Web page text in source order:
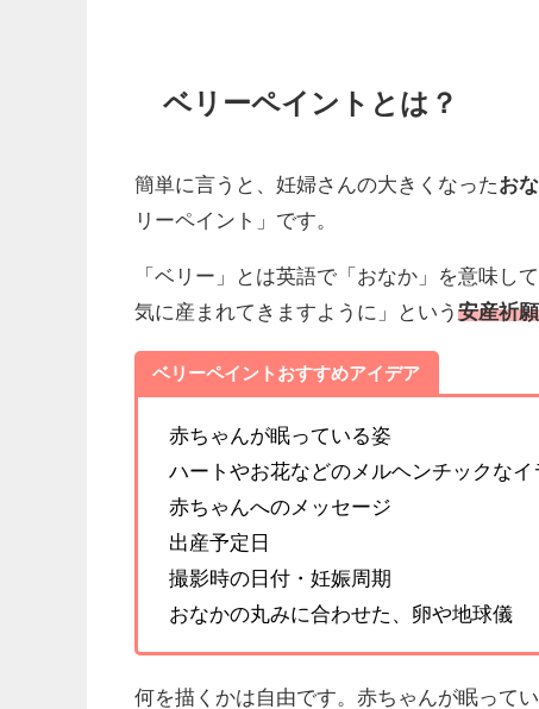
ベリーペイントとは？
簡単に言うと、妊婦さんの大きくなった お
リーペイント」です。
「ベリー」とは英語で「おなか」を意味し
気に産まれてきますように」という 安産祈
ベリーペイントおすすめアイデア
赤ちゃんが眠っている姿
ハートやお花などのメルヘンチックなイ
赤ちゃんへのメッセージ
出産予定日
撮影時の日付・妊娠周期
おなかの丸みに合わせた、卵や地球儀
何を描くかは自由です。赤ちゃんが眠って